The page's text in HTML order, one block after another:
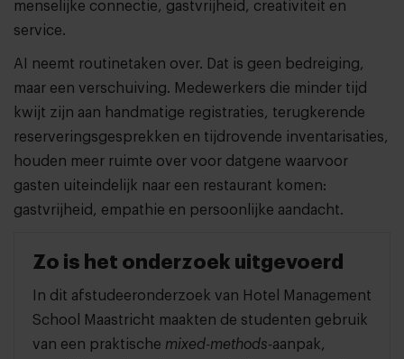
menselijke connectie, gastvrijheid, creativiteit en
service.
AI neemt routinetaken over. Dat is geen bedreiging,
maar een verschuiving. Medewerkers die minder tijd
kwijt zijn aan handmatige registraties, terugkerende
reserveringsgesprekken en tijdrovende inventarisaties,
houden meer ruimte over voor datgene waarvoor
gasten uiteindelijk naar een restaurant komen:
gastvrijheid, empathie en persoonlijke aandacht.
Zo is het onderzoek uitgevoerd
In dit afstudeeronderzoek van Hotel Management
School Maastricht maakten de studenten gebruik
van een praktische mixed-methods-aanpak,